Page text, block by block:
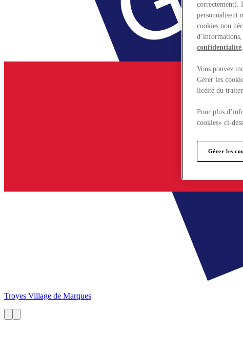
Troyes Village de Marques
correctement).
personnalisent
cookies non
confidentialité.
Vous pouvez
Gérer les
licéité du
Pour plus
cookies» ci-
Gérer les